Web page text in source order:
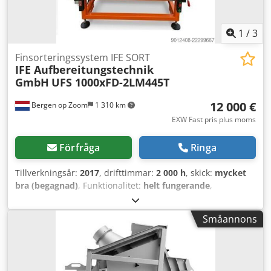
1 /3
Bergen op Zoom 1 310 km
Finsorteringssystem IFE SORT
IFE Aufbereitungstechnik
GmbH UFS 1000xFD-2LM445T
12 000 €
EXW Fast pris plus moms
Förfråga Ringa
Tillverkningsår: 2017, drifttimmar: 2 000 h, skick: mycket
bra (begagnad), Funktionalitet: helt fungerande,
51N292010-01
sorteringsmaskin för material med olika densitet, baserad
på ett fluidiseringssystem för fina, torra bulkmaterial.
Funktionen hos detta luftseparationsbord bygger på en
kombination av vibrationsteknik och luftteknik. Tunga
partiklar transporteras uppåt genom vibration, medan
Småannons